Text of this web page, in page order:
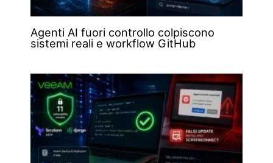
Agenti AI fuori controllo colpiscono
sistemi reali e workflow GitHub